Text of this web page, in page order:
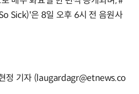
Sick)'은 8일 오후 6시 전 음원사
정 기자 (laugardagr@etnews.co